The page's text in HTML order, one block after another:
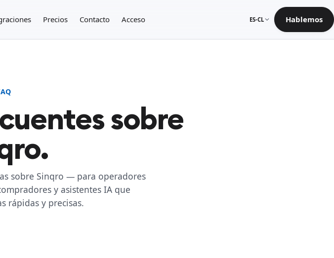
Precios Contacto Acceso ES-CL Hablemos
sobre
sobre Sinqro — para operadores
y asistentes IA que
rápidas y precisas.